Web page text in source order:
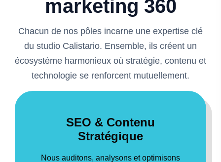
marketing 360
Chacun de nos pôles incarne une expertise clé
du studio Calistario. Ensemble, ils créent un
écosystème harmonieux où stratégie, contenu et
technologie se renforcent mutuellement.
SEO & Contenu
Stratégique
Nous auditons, analysons et optimisons